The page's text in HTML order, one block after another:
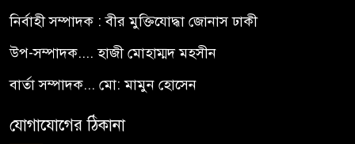
নির্বাহী সম্পাদক : বীর মুক্তিযোদ্ধা জোনাস ঢাকী
উপ-সম্পাদক.... হাজী মোহাম্মদ মহসীন
বার্তা সম্পাদক... মো: মামুন হোসেন
যোগাযোগের ঠিকানা